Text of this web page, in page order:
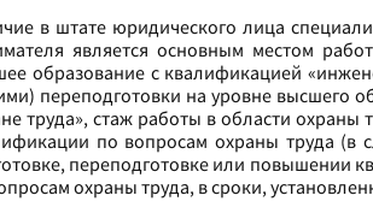
в штате юридического лица
является основным местом
образование с квалификацией
переподготовки на уровне высшего
труда», стаж работы в области
по вопросам охраны труда (в
переподготовке или повышении
охраны труда, в сроки,